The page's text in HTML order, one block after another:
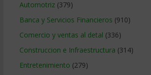
Automotriz(379)
Banca y Servicios Financieros (910)
Comercio y ventas al detal (336)
Construccion e Infraestructura (314)
Entretenimiento (279)